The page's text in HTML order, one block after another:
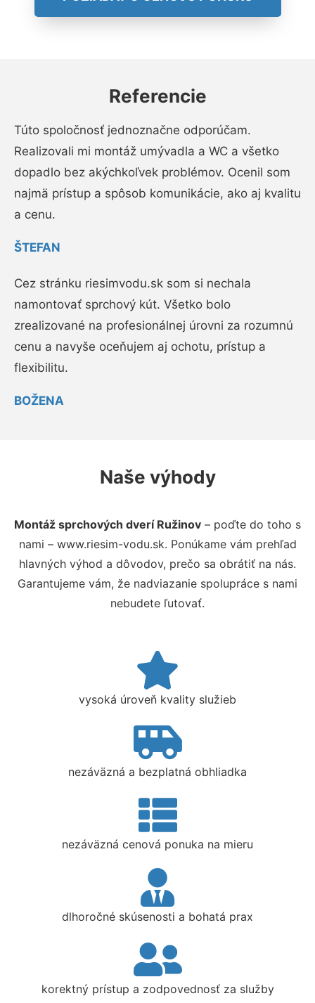
Referencie
Túto spoločnosť jednoznačne odporúčam.
Realizovali mi montáž umývadla a WC a všetko
dopadlo bez akýchkoľvek problémov. Ocenil som
najmä prístup a spôsob komunikácie, ako aj kvalitu
a cenu.
ŠTEFAN
Cez stránku riesimvodu.sk som si nechala
namontovať sprchový kút. Všetko bolo
zrealizované na profesionálnej úrovni za rozumnú
cenu a navyše oceňujem aj ochotu, prístup a
flexibilitu.
BOŽENA
Naše výhody
Montáž sprchových dverí Ružinov – poďte do toho s
nami – www.riesim-vodu.sk. Ponúkame vám prehľad
hlavných výhod a dôvodov, prečo sa obrátiť na nás.
Garantujeme vám, že nadviazanie spolupráce s nami
nebudete ľutovať.
vysoká úroveň kvality služieb
nezáväzná a bezplatná obhliadka
nezáväzná cenová ponuka na mieru
dlhoročné skúsenosti a bohatá prax
korektný prístup a zodpovednosť za služby